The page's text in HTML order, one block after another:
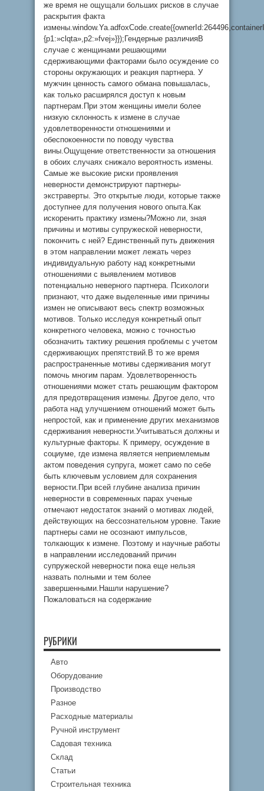
же время не ощущали больших рисков в случае
раскрытия факта
{p1:»clqta»,p2:»fvej»}});Гендерные различияВ
случае с женщинами решающими
сдерживающими факторами было осуждение со
стороны окружающих и реакция партнера. У
мужчин ценность самого обмана повышалась,
как только расширялся доступ к новым
партнерам.При этом женщины имели более
низкую склонность к измене в случае
удовлетворенности отношениями и
обеспокоенности по поводу чувства
вины.Ощущение ответственности за отношения
в обоих случаях снижало вероятность измены.
Самые же высокие риски проявления
неверности демонстрируют партнеры-
экстраверты. Это открытые люди, которые также
доступнее для получения нового опыта.Как
искоренить практику измены?Можно ли, зная
причины и мотивы супружеской неверности,
покончить с ней? Единственный путь движения
в этом направлении может лежать через
индивидуальную работу над конкретными
отношениями с выявлением мотивов
потенциально неверного партнера. Психологи
признают, что даже выделенные ими причины
измен не описывают весь спектр возможных
мотивов. Только исследуя конкретный опыт
конкретного человека, можно с точностью
обозначить тактику решения проблемы с учетом
сдерживающих препятствий.В то же время
распространенные мотивы сдерживания могут
помочь многим парам. Удовлетворенность
отношениями может стать решающим фактором
для предотвращения измены. Другое дело, что
работа над улучшением отношений может быть
непростой, как и применение других механизмов
сдерживания неверности.Учитываться должны и
культурные факторы. К примеру, осуждение в
социуме, где измена является неприемлемым
актом поведения супруга, может само по себе
быть ключевым условием для сохранения
верности.При всей глубине анализа причин
неверности в современных парах ученые
отмечают недостаток знаний о мотивах людей,
действующих на бессознательном уровне. Такие
партнеры сами не осознают импульсов,
толкающих к измене. Поэтому и научные работы
в направлении исследований причин
супружеской неверности пока еще нельзя
назвать полными и тем более
завершенными.Нашли нарушение?
Пожаловаться на содержание
РУБРИКИ
Авто
Оборудование
Производство
Разное
Расходные материалы
Ручной инструмент
Садовая техника
Склад
Статьи
Строительная техника